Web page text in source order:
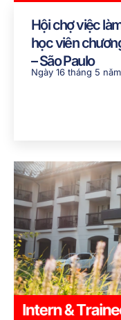
Hội chợ việc
học viên
– São Paulo
Ngày 16 tháng 5